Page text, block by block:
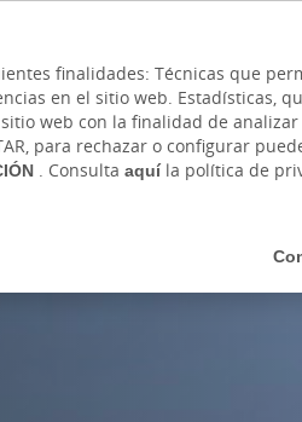
finalidades: Técnicas que
en el sitio web. Estadísticas,
web con la finalidad de
para rechazar o configurar
. Consulta aquíla política de
EMPRESAS